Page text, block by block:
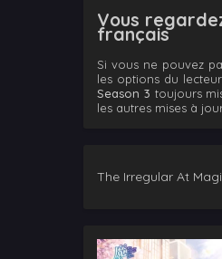
Vous
français
Si vous ne pouvez
les options du
Season 3 toujours
les autres mises à
The Irregular At